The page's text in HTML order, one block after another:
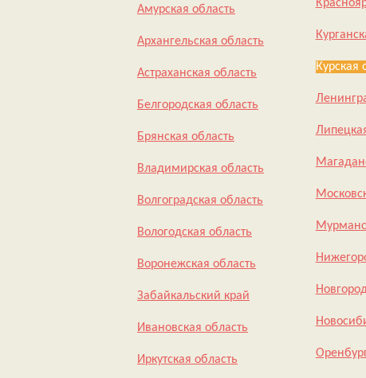
Амурская область
Архангельская область
Астраханская область
Белгородская область
Брянская область
Владимирская область
Волгоградская область
Вологодская область
Воронежская область
Забайкальский край
Ивановская область
Иркутская область
Курская